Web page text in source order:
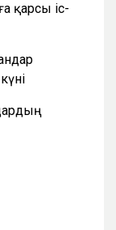
қарсы іс-